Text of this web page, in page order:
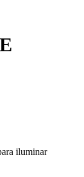
iluminar